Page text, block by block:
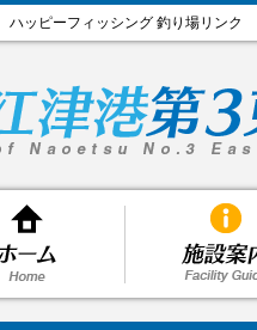
ハッピーフィッシング 釣り場リンク